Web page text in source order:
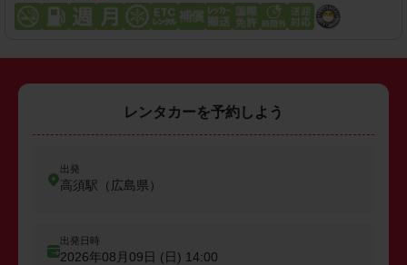
レンタカーを予約しよう
出発
高須駅（広島県）
出発日時
2026年08月09日 (日) 14:00